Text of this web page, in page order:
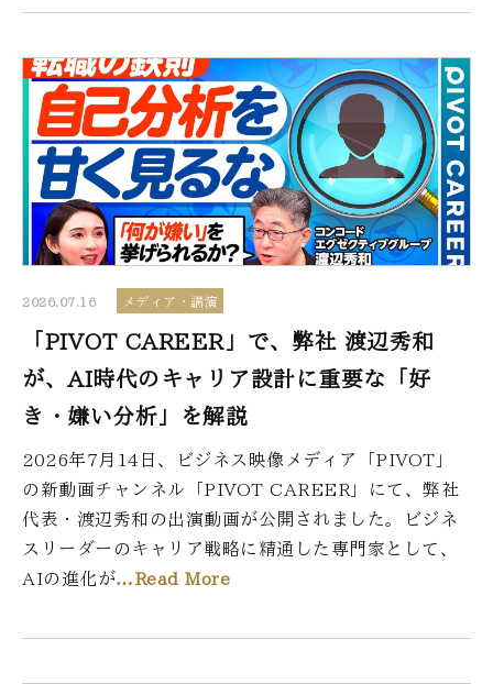
2026.07.16 メディア・講演
「PIVOT CAREER」で、弊社 渡辺秀和
が、AI時代のキャリア設計に重要な「好
き・嫌い分析」を解説
2026年7月14日、ビジネス映像メディア「PIVOT」
の新動画チャンネル「PIVOT CAREER」にて、弊社
代表・渡辺秀和の出演動画が公開されました。ビジネ
スリーダーのキャリア戦略に精通した専門家として、
AIの進化が…Read More